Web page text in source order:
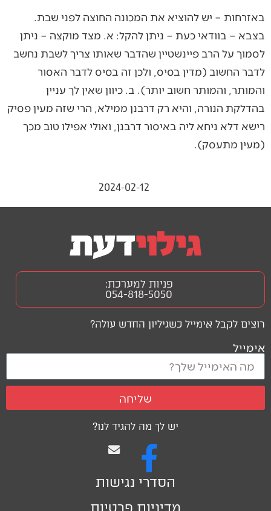
באזרחות – יש להוציא את המכונה החוצה לפני שבת.
בצבא – בוודאי כעת – ניתן להקל: א. מצד מוקצה – ניתן
לסמוך על הרב פיינשטיין שהדבר שאותו צריך לשבת נחשב
לדבר החשוב (מדין בסיס, ולכן זה בסיס לדבר האסור
והמותר, והמותר חשוב יותר). ב. כיוון שאין לך עניין
בהדלקת הנורה, והיא רק דרבנן ממילא, הרי שזה מעין פסיק
רישא דלא ניחא ליה באיסור דרבנן, ואולי אפילו טוב מכך
(מעין מתעסק).
2024-02-12
יש לך מה להגיד לנו?
הסדרי נגישות
רוצים לקבל אימייל כשגיליון החדש עולה?
אימייל
שליחה
פניות למערכת:
054-818-5050